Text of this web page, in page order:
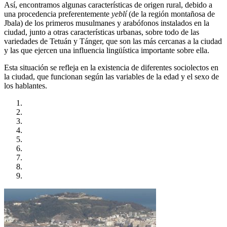
Así, encontramos algunas características de origen rural, debido a
una procedencia preferentemente yeblí(de la región montañosa de
Jbala) de los primeros musulmanes y arabófonos instalados en la
ciudad, junto a otras características urbanas, sobre todo de las
variedades de Tetuán y Tánger, que son las más cercanas a la ciudad
y las que ejercen una influencia lingüística importante sobre ella.
Esta situación se refleja en la existencia de diferentes sociolectos en
la ciudad, que funcionan según las variables de la edad y el sexo de
los hablantes.